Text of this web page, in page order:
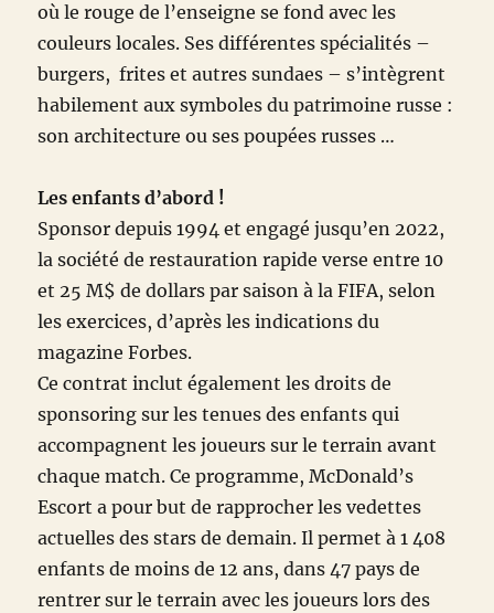
où le rouge de l’enseigne se fond avec les
couleurs locales. Ses différentes spécialités –
burgers, frites et autres sundaes – s’intègrent
habilement aux symboles du patrimoine russe :
son architecture ou ses poupées russes …
Les enfants d’abord !
Sponsor depuis 1994 et engagé jusqu’en 2022,
la société de restauration rapide verse entre 10
et 25 M$ de dollars par saison à la FIFA, selon
les exercices, d’après les indications du
magazine Forbes.
Ce contrat inclut également les droits de
sponsoring sur les tenues des enfants qui
accompagnent les joueurs sur le terrain avant
chaque match. Ce programme, McDonald’s
Escort a pour but de rapprocher les vedettes
actuelles des stars de demain. Il permet à 1 408
enfants de moins de 12 ans, dans 47 pays de
rentrer sur le terrain avec les joueurs lors des